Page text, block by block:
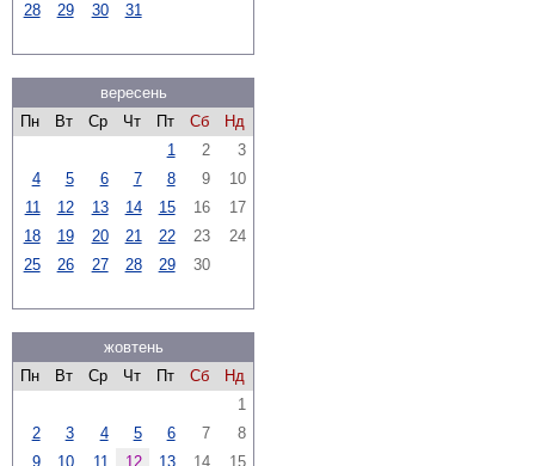
28
29 30 31
вересень
Пн
Вт Ср Чт Пт Сб
Нд
1
2
3
4
5 6 7 8 9
10
11
12 13 14 15 16
17
18
19 20 21 22 23
24
25
26 27 28 29 30
жовтень
Пн
Вт Ср Чт Пт Сб
Нд
1
2
3 4 5 6 7
8
9
10 11 12 13 14 15